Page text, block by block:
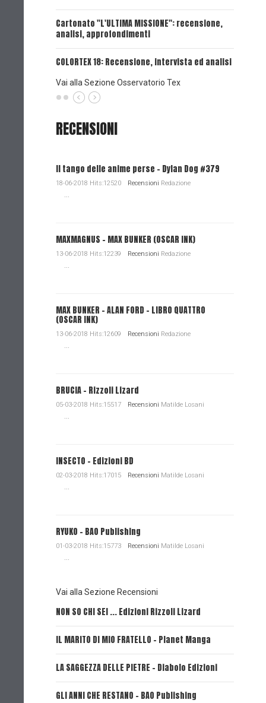
Cartonato "L'ULTIMA MISSIONE": recensione,
analisi, approfondimenti
COLORTEX 18: Recensione, intervista ed analisi
Vai alla Sezione Osservatorio Tex
RECENSIONI
Il tango delle anime perse - Dylan Dog #379
18-06-2018 Hits:12520 Recensioni Redazione
MAXMAGNUS – MAX BUNKER (OSCAR INK)
13-06-2018 Hits:12239 Recensioni Redazione
MAX BUNKER – ALAN FORD – LIBRO QUATTRO
(OSCAR INK)
13-06-2018 Hits:12609 Recensioni Redazione
BRUCIA - Rizzoli Lizard
05-03-2018 Hits:15517 Recensioni Matilde Losani
INSECTO - Edizioni BD
02-03-2018 Hits:17015 Recensioni Matilde Losani
RYUKO - BAO Publishing
01-03-2018 Hits:15773 Recensioni Matilde Losani
Vai alla Sezione Recensioni
NON SO CHI SEI ... Edizioni Rizzoli Lizard
IL MARITO DI MIO FRATELLO - Planet Manga
LA SAGGEZZA DELLE PIETRE - Diabolo Edizioni
GLI ANNI CHE RESTANO - BAO Publishing